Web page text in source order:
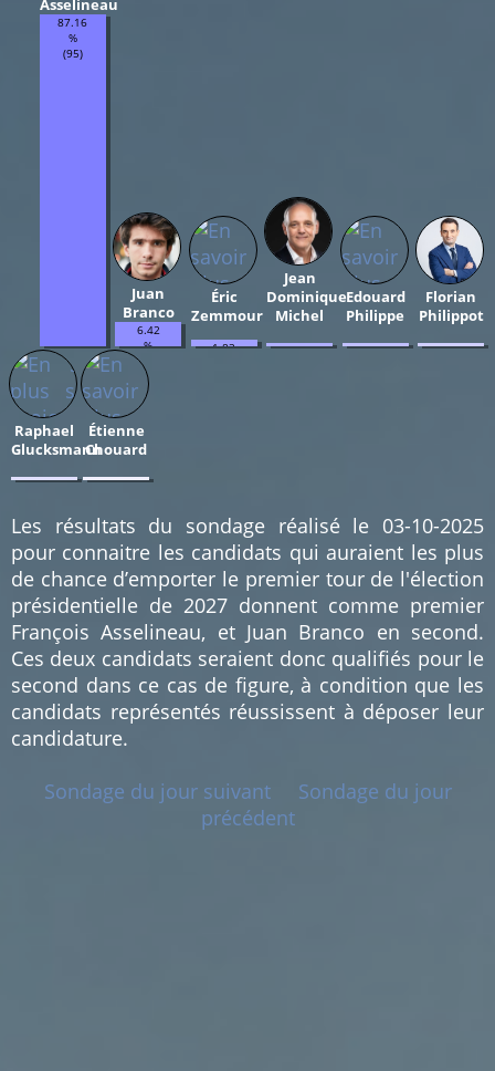
Asselineau
87.16
%
(95)
Juan
Branco
6.42
%
(7)
Éric
Zemmour
1.83
Jean
Dominique
Michel
0.92
Edouard
Philippe
0.92
Florian
Philippot
0.92
Raphael
Glucksmann
0.92
Étienne
Chouard
0.92
Les résultats du sondage réalisé le 03-10-2025
pour connaitre les candidats qui auraient les plus
de chance d’emporter le premier tour de l'élection
présidentielle de 2027 donnent comme premier
François Asselineau, et Juan Branco en second.
Ces deux candidats seraient donc qualifiés pour le
second dans ce cas de figure, à condition que les
candidats représentés réussissent à déposer leur
candidature.
Sondage du jour suivant
Sondage du jour
précédent